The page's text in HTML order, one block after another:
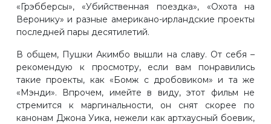
«Грэбберсы», «Убийственная поездка», «Охота на
Веронику» и разные американо-ирландские проекты
последней пары десятилетий.
В общем, Пушки Акимбо вышли на славу. От себя –
рекомендую к просмотру, если вам понравились
такие проекты, как «Бомж с дробовиком» и та же
«Мэнди». Впрочем, имейте в виду, этот фильм не
стремится к маргинальности, он снят скорее по
канонам Джона Уика, нежели как артхаусный боевик,